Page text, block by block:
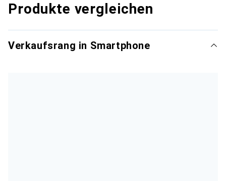
Produkte vergleichen
Verkaufsrang in Smartphone